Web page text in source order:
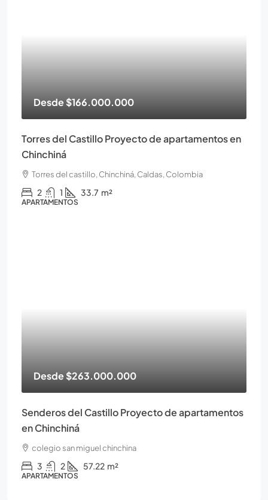
Desde$166.000.000
Torres del Castillo Proyecto de apartamentos en
Chinchiná
Torres del castillo, Chinchiná, Caldas, Colombia
2 1 33.7 m²
APARTAMENTOS
Desde$263.000.000
Senderos del Castillo Proyecto de apartamentos
en Chinchiná
colegio san miguel chinchina
3 2 57.22 m²
APARTAMENTOS